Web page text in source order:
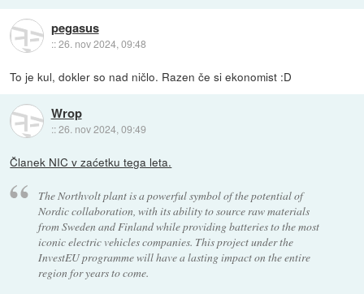
pegasus
::26. nov 2024, 09:48
To je kul, dokler so nad ničlo. Razen če si ekonomist :D
Wrop
::26. nov 2024, 09:49
Članek NIC v zaćetku tega leta.
The Northvolt plant is a powerful symbol of the potential of
Nordic collaboration, with its ability to source raw materials
from Sweden and Finland while providing batteries to the most
iconic electric vehicles companies. This project under the
InvestEU programme will have a lasting impact on the entire
region for years to come.